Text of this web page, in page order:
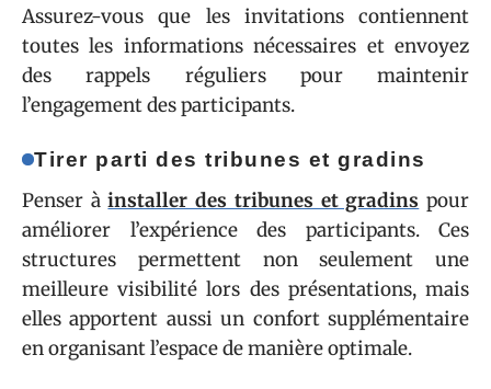
Assurez-vous que les invitations contiennent
toutes les informations nécessaires et envoyez
des rappels réguliers pour maintenir
l’engagement des participants.
Tirer parti des tribunes et gradins
Penser àinstaller des tribunes et gradins pour
améliorer l’expérience des participants. Ces
structures permettent non seulement une
meilleure visibilité lors des présentations, mais
elles apportent aussi un confort supplémentaire
en organisant l’espace de manière optimale.